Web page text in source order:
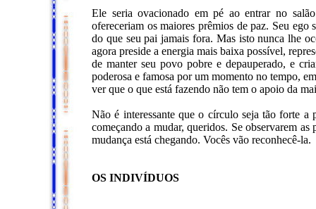
Ele seria ovacionado em pé ao entrar no
ofereceriam os maiores prêmios de paz. Seu
do que seu pai jamais fora. Mas isto nunca lhe
agora preside a energia mais baixa possível,
de manter seu povo pobre e depauperado, e
poderosa e famosa por um momento no tempo,
ver que o que está fazendo não tem o apoio da
Não é interessante que o círculo seja tão forte a
começando a mudar, queridos. Se observarem
mudança está chegando. Vocês vão reconhecê-la.
OS INDIVÍDUOS